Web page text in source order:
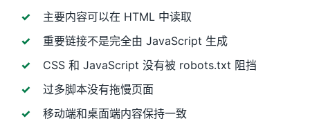
主要内容可以在 HTML 中读取
重要链接不是完全由 JavaScript 生成
CSS 和 JavaScript 没有被 robots.txt 阻挡
过多脚本没有拖慢页面
移动端和桌面端内容保持一致